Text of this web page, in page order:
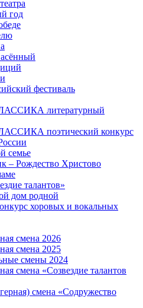
год
фестиваль
литературный
поэтический конкурс
семье
– Рождество Христово
талантов»
дом родной
хоровых и вокальных
смена 2026
смена 2025
смены 2024
смена «Созвездие талантов
смена «Содружество